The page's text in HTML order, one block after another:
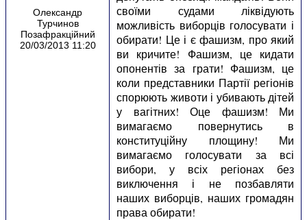
Олександр
Турчинов
Позафракційний
20/03/2013 11:20
своїми судами ліквідують
можливість виборців голосувати і
обирати! Це і є фашизм, про який
ви кричите! Фашизм, це кидати
опонентів за грати! Фашизм, це
коли представники Партії регіонів
спорюють животи і убивають дітей
у вагітних! Оце фашизм! Ми
вимагаємо повернутись в
конституційну площину! Ми
вимагаємо голосувати за всі
вибори, у всіх регіонах без
виключення і не позбавляти
наших виборців, наших громадян
права обирати!